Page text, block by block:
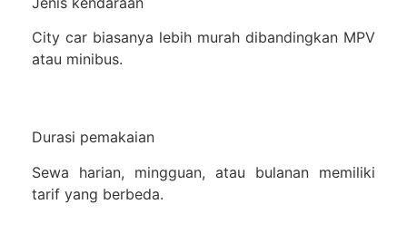
City car biasanya lebih murah dibandingkan MPV
atau minibus.
Durasi pemakaian
Sewa harian, mingguan, atau bulanan memiliki
tarif yang berbeda.